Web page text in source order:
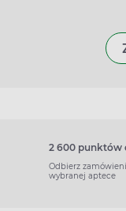
2 600 punktów
Odbierz
wybranej aptece